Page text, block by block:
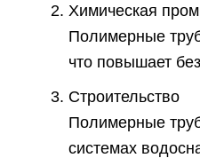
Химическая
Полимерные
что повышает
Строительство
Полимерные
системах